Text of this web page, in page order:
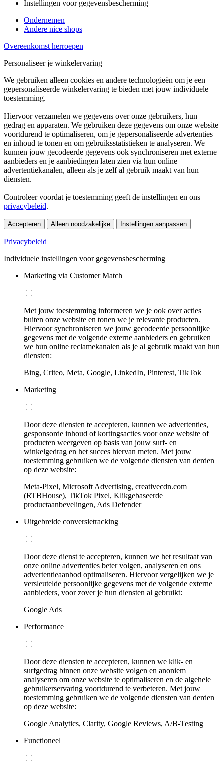
Instellingen voor gegevensbescherming
Ondernemen
Andere nice shops
Overeenkomst herroepen
Personaliseer je winkelervaring
We gebruiken alleen cookies en andere technologieën om je een
gepersonaliseerde winkelervaring te bieden met jouw individuele
toestemming.
Hiervoor verzamelen we gegevens over onze gebruikers, hun
gedrag en apparaten. We gebruiken deze gegevens om onze website
voortdurend te optimaliseren, om je gepersonaliseerde advertenties
en inhoud te tonen en om gebruiksstatistieken te analyseren. We
kunnen jouw gecodeerde gegevens ook synchroniseren met externe
aanbieders en je aanbiedingen laten zien via hun online
advertentiekanalen, alleen als je zelf al gebruik maakt van hun
diensten.
Controleer voordat je toestemming geeft de instellingen en ons
privacybeleid.
Accepteren Alleen noodzakelijke Instellingen aanpassen
Privacybeleid
Individuele instellingen voor gegevensbescherming
Marketing via Customer Match
Met jouw toestemming informeren we je ook over acties
buiten onze website en tonen we je relevante producten.
Hiervoor synchroniseren we jouw gecodeerde persoonlijke
gegevens met de volgende externe aanbieders en gebruiken
we hun online reclamekanalen als je al gebruik maakt van hun
diensten:
Bing, Criteo, Meta, Google, LinkedIn, Pinterest, TikTok
Marketing
Door deze diensten te accepteren, kunnen we advertenties,
gesponsorde inhoud of kortingsacties voor onze website of
producten weergeven op basis van jouw surf- en
winkelgedrag en het succes hiervan meten. Met jouw
toestemming gebruiken we de volgende diensten van derden
op deze website:
Meta-Pixel, Microsoft Advertising, creativecdn.com
(RTBHouse), TikTok Pixel, Klikgebaseerde
productaanbevelingen, Ads Defender
Uitgebreide conversietracking
Door deze dienst te accepteren, kunnen we het resultaat van
onze online advertenties beter volgen, analyseren en ons
advertentieaanbod optimaliseren. Hiervoor vergelijken we je
versleutelde persoonlijke gegevens met de volgende externe
aanbieders, voor zover je hun diensten al gebruikt:
Google Ads
Performance
Door deze diensten te accepteren, kunnen we klik- en
surfgedrag binnen onze website volgen en anoniem
analyseren om onze website te optimaliseren en de algehele
gebruikerservaring voortdurend te verbeteren. Met jouw
toestemming gebruiken we de volgende diensten van derden
op deze website:
Google Analytics, Clarity, Google Reviews, A/B-Testing
Functioneel